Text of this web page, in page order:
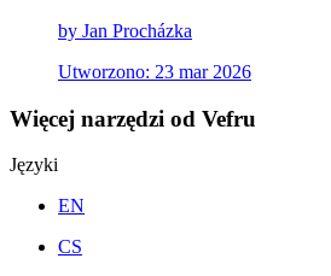
by Jan Procházka
Utworzono: 23 mar 2026
Więcej narzędzi od Vefru
Języki
EN
CS